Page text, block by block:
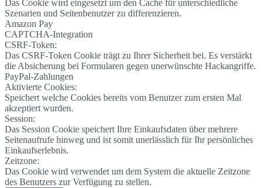
Das Cookie wird eingesetzt um den Cache für unterschiedliche
Szenarien und Seitenbenutzer zu differenzieren.
Amazon Pay
CAPTCHA-Integration
CSRF-Token:
Das CSRF-Token Cookie trägt zu Ihrer Sicherheit bei. Es verstärkt
die Absicherung bei Formularen gegen unerwünschte Hackangriffe.
PayPal-Zahlungen
Aktivierte Cookies:
Speichert welche Cookies bereits vom Benutzer zum ersten Mal
akzeptiert wurden.
Session:
Das Session Cookie speichert Ihre Einkaufsdaten über mehrere
Seitenaufrufe hinweg und ist somit unerlässlich für Ihr persönliches
Einkaufserlebnis.
Zeitzone:
Das Cookie wird verwendet um dem System die aktuelle Zeitzone
des Benutzers zur Verfügung zu stellen.